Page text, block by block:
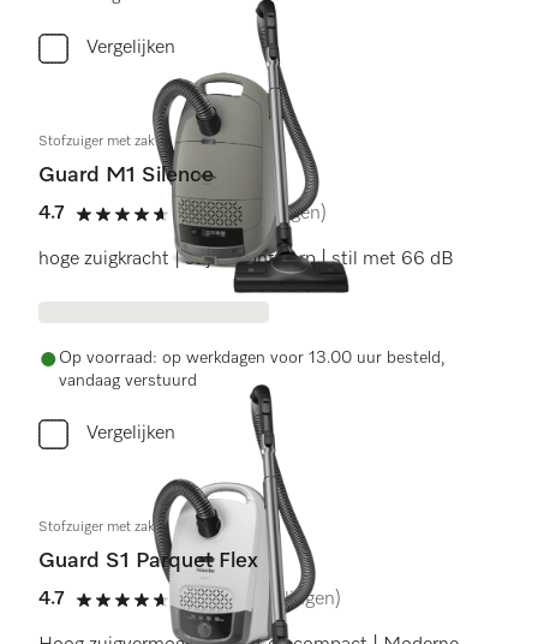
Vergelijken
Stofzuiger met zak
Guard M1 Silence
4.7
4.7 sterren op 5
(7 beoordelingen)
hoge zuigkracht | stijlvol ontwerp | stil met 66 dB
Op voorraad: op werkdagen voor 13.00 uur besteld,
vandaag verstuurd
Vergelijken
Stofzuiger met zak
Guard S1 Parquet Flex
4.7
4.7 sterren op 5
(30 beoordelingen)